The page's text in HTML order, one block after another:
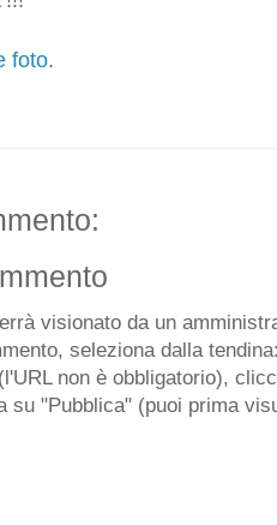
foto.
visionato da un
seleziona dalla
non è obbligatorio),
su "Pubblica" (puoi prima